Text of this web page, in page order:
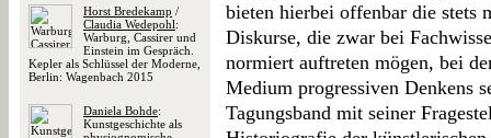
Horst Bredekamp /
Claudia Wedepohl:
Warburg, Cassirer und
Einstein im Gespräch.
Kepler als Schlüssel der Moderne,
Berlin: Wagenbach 2015
Daniela Bohde:
Kunstgeschichte als
bieten hierbei offenbar die stets
Diskurse, die zwar bei
normiert auftreten mögen, bei
Medium progressiven Denkens
Tagungsband mit seiner